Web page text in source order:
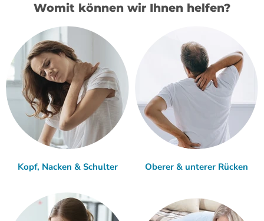
Womit können wir Ihnen helfen?
Kopf, Nacken & Schulter Oberer & unterer Rücken